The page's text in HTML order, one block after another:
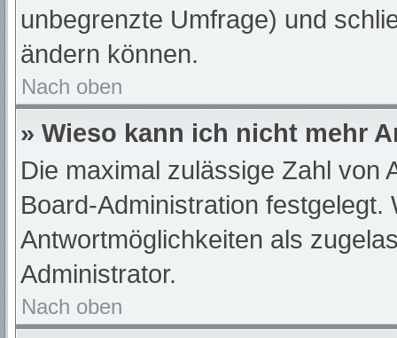
unbegrenzte Umfrage) und
ändern können.
Nach oben
» Wieso kann ich nicht mehr
Die maximal zulässige Zahl von
Board-Administration festgelegt.
Antwortmöglichkeiten als
Administrator.
Nach oben